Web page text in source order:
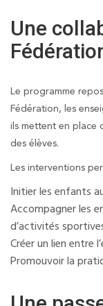
Une
Le programme
Fédération, les
ils mettent en place
des élèves.
Les interventions
Initier les enfants
Accompagner les
d’activités
Créer un lien entre
Promouvoir la